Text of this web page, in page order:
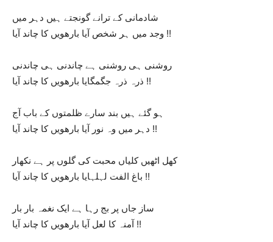
شادمانی کے ترانے گونجتے ہیں دہر میں
وجد میں ہر شخص آیا بارھویں کا چاند آیا !!
روشنی ہی روشنی ہے چاندنی ہی چاندنی
ذرہ ذرہ جگمگایا بارھویں کا چاند آیا !!
ہو گئے ہیں بند سارے ظلمتوں کے باب آج
دہر میں وہ نور آیا بارھویں کا چاند آیا !!
کھل اٹھیں کلیاں محبت کی گلوں پر ہے نکھار
باغ الفت لہلہایا بارھویں کا چاند آیا !!
ساز جاں پر بج رہا ہے ایک نغمہ بار بار
آمنہ کا لعل آیا بارھویں کا چاند آیا !!